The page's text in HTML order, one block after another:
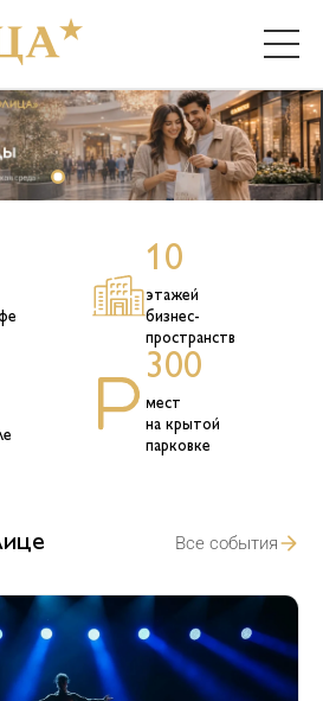
10
этажей
бизнес-
пространств
300
мест
на крытой
парковке
Все события